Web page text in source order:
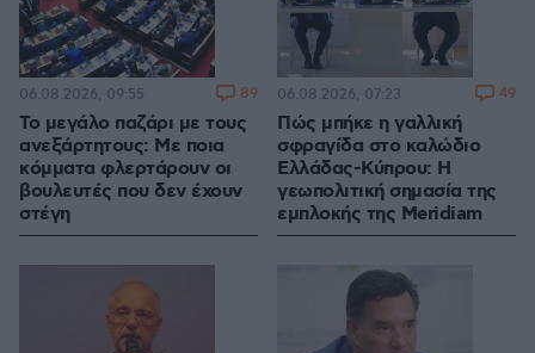
Το μεγάλο παζάρι με τους
ανεξάρτητους: Με ποια
κόμματα φλερτάρουν οι
βουλευτές που δεν έχουν
στέγη
06.08.2026, 09:55 89
Πώς μπήκε η γαλλική
σφραγίδα στο καλώδιο
Ελλάδας-Κύπρου: Η
γεωπολιτική σημασία της
εμπλοκής της Meridiam
06.08.2026, 07:23 49